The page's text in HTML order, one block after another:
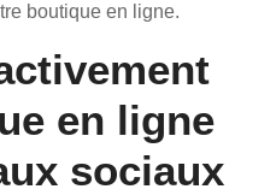
boutique en ligne.
en ligne
sociaux